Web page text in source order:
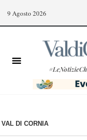
9 Agosto 2026
VAL DI CORNIA